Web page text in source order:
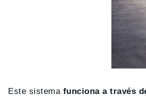
Este sistema funciona a través